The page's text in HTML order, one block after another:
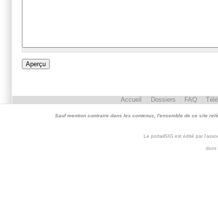
Accueil Dossiers FAQ
Sauf mention contraire dans les contenus, l'ensemble de ce site
Le portailSIG est édité par
dont